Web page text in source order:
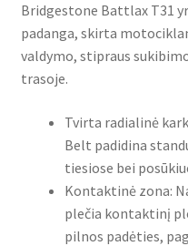
Bridgestone Battlax T31
padanga, skirta
valdymo, stipraus
trasoje.
Tvirta radialinė
Belt padidina
tiesiose bei
Kontaktinė zona:
plečia kontaktinį
pilnos padėties,